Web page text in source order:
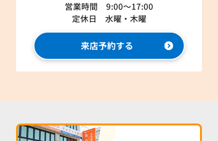
営業時間 9:00～17:00
定休日 水曜・木曜
来店予約する